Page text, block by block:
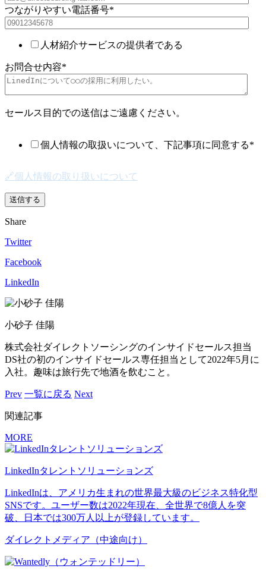
つながりやすい電話番号*
人材紹介サービスの提供者である
お問合せ内容*
セールス目的での送信はご遠慮ください。
個人情報の取扱いについて、下記事項に同意する*
🔗個人情報の取り扱いについて
Share
Twitter
Facebook
LinkedIn
小砂子 佳陽
株式会社ダイレクトソーシングのインサイドセールス担当
DS社の初のインサイドセールス専任担当として2022年5月に
入社。趣味は旅行先で地酒を飲むこと。
Prev 一覧に戻る Next
関連記事
MORE
LinkedInタレントソリューションズ
LinkedInは、アメリカ生まれの世界最大級のビジネス特化型
SNSです。ユーザー数は2022年現在、全世界で8億人を突
破、日本では300万人以上が登録しています。
ダイレクトメディア（中途向け）